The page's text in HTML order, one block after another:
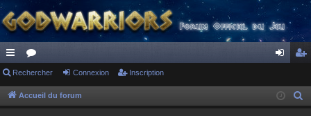
ac
co
or
u ne cri
Rechercher Connexion Inscription
Accueil du forum